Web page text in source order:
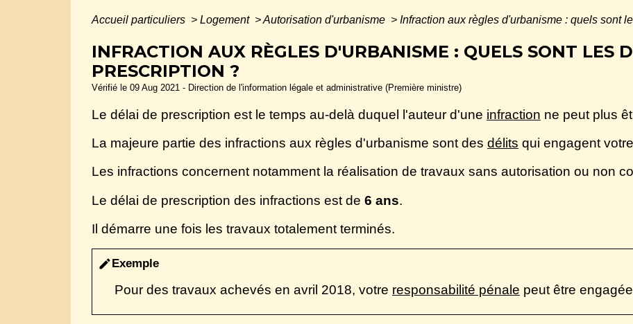
Accueil particuliers > Logement >Autorisation d'urbanisme > Infraction aux règles d'urbanisme : quels sont
INFRACTION AUX RÈGLES D'URBANISME : QUELS SONT LES
PRESCRIPTION ?
Vérifié le 09 Aug 2021 - Direction de l'information légale et administrative (Première ministre)
Le délai de prescription est le temps au-delà duquel l'auteur d'une infraction ne peut plus
La majeure partie des infractions aux règles d'urbanisme sont des délits qui engagent votre
Les infractions concernent notamment la réalisation de travaux sans autorisation ou non
Le délai de prescription des infractions est de 6 ans.
Il démarre une fois les travaux totalement terminés.
editExemple
Pour des travaux achevés en avril 2018, votre responsabilité pénale peut être